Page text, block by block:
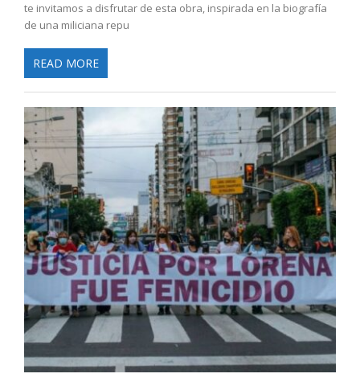
te invitamos a disfrutar de esta obra, inspirada en la biografía
de una miliciana repu
READ MORE